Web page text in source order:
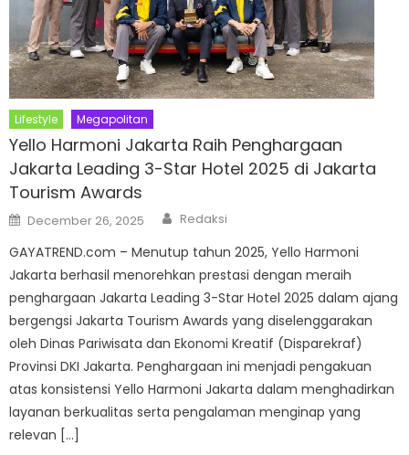
Lifestyle Megapolitan
Yello Harmoni Jakarta Raih Penghargaan
Jakarta Leading 3-Star Hotel 2025 di Jakarta
Tourism Awards
Posted
on
December 26, 2025 Author
Redaksi
GAYATREND.com – Menutup tahun 2025, Yello Harmoni
Jakarta berhasil menorehkan prestasi dengan meraih
penghargaan Jakarta Leading 3-Star Hotel 2025 dalam ajang
bergengsi Jakarta Tourism Awards yang diselenggarakan
oleh Dinas Pariwisata dan Ekonomi Kreatif (Disparekraf)
Provinsi DKI Jakarta. Penghargaan ini menjadi pengakuan
atas konsistensi Yello Harmoni Jakarta dalam menghadirkan
layanan berkualitas serta pengalaman menginap yang
relevan […]